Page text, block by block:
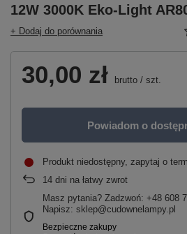
12W 3000K Eko-Light
+ Dodaj do porównania
30,00 zł brutto / szt.
Powiadom o
Produkt niedostępny, zapytaj o
14 dni na łatwy zwrot
Masz pytania? Zadzwoń: +48 608
Napisz: sklep@cudownelampy.pl